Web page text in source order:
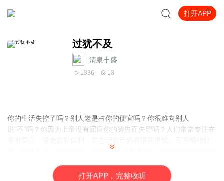
打开APP
过犹不及
清泉丰盛
1336 13
你的生活失控了吗？别人老是占你的便宜吗？你很难向别人
说“不”吗？你因为上帝没有回应你的祷告而失望吗？人们常常专注在
书《过犹不及》全新再版，书中对“什么是界线”、“界线冲突”及“发展
视自己的生活，并在真理的指导下学习设立界线。
打开APP，完整收听